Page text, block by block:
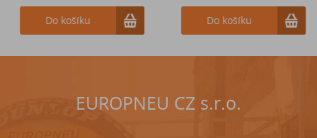
Do košíku Do košíku
Do košíku
EUROPNEU CZ s.r.o.